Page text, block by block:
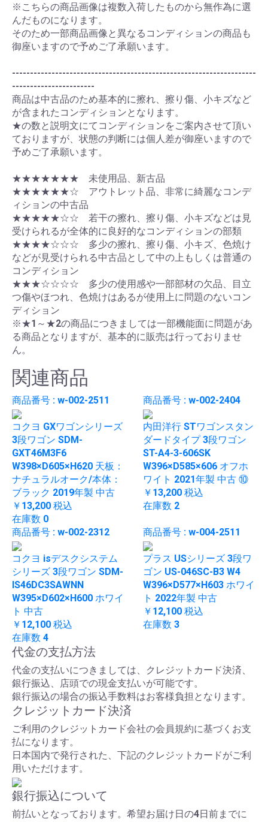
※こちらの商品画像は複数入荷したものから無作為に選
んだものになります。
そのため一部商品画像と異なるコンディションの商品も
御座いますので予めご了承願います。
--------------------------------------------------------------------
-----------------------
商品は中古品のため基本的に擦れ、擦り傷、小キズなど
が含まれたコンディションとなります。
★の数と説明文にてコンディションをご案内させて頂い
ておりますが、状態の判断には個人差が御座いますので
予めご了承願います。
★★★★★★★ 未使用品、新古品
★★★★★★☆ アウトレット品、非常に綺麗なコンデ
ィションの中古品
★★★★★☆☆ 若干の擦れ、擦り傷、小キズなどは見
受けられるが全体的に良好的なコンディションの部類
★★★★☆☆☆ 多少の擦れ、擦り傷、小キズ、色焼け
などが見受けられる中古品として中の上もしくは普通の
コンディション
★★★☆☆☆☆ 多少の使用感や一部部材の欠品、目立
つ傷やほつれ、色焼けはあるが使用上に問題のないコン
ディション
※★1～★2の商品につきましては一部機能面に問題があ
る商品となりますが、基本的に販売は行っておりませ
ん。
関連商品
商品番号 : w-002-2511
コクヨ GXワゴンシリーズ
3段ワゴン SDM-
GXT46M3F6
W398×D605×H620 天板：
ナチュラルオーク/本体：
ブラック 2019年製 中古
￥13,200 税込
在庫数 0
商品番号 : w-002-2404
内田洋行 STワゴンスタン
ダードタイプ 3段ワゴン
ST-A4-3-606SK
W396×D585×606 オフホ
ワイト 2021年製 中古 ⑩
￥13,200 税込
在庫数 2
商品番号 : w-002-2312
コクヨ isデスクシステム
シリーズ 3段ワゴン SDM-
IS46DC3SAWNN
W395×D602×H600 ホワイ
ト 中古
￥12,100 税込
在庫数 4
商品番号 : w-004-2511
プラス USシリーズ 3段ワ
ゴン US-046SC-B3 W4
W396×D577×H603 ホワイ
ト 2022年製 中古
￥12,100 税込
在庫数 3
代金の支払方法
代金の支払いにつきましては、クレジットカード決済、
銀行振込、店頭での現金支払いが可能です。
銀行振込の場合の振込手数料はお客様負担となります。
クレジットカード決済
ご利用のクレジットカード会社の会員規約に基づくお支
払になります。
日本国内で発行された、下記のクレジットカードがご利
用いただけます。
銀行振込について
前払いとなっております。希望お届け日の4日前までに